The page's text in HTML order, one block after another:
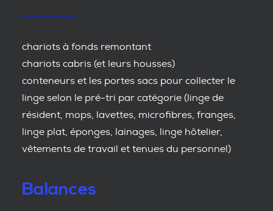
chariots à fonds remontant
chariots cabris (et leurs housses)
conteneurs et les portes sacs pour collecter le
linge selon le pré-tri par catégorie (linge de
résident, mops, lavettes, microfibres, franges,
linge plat, éponges, lainages, linge hôtelier,
vêtements de travail et tenues du personnel)
Balances